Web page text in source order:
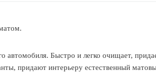
автомобиля. Быстро и легко очищает,
придают интерьеру естественный